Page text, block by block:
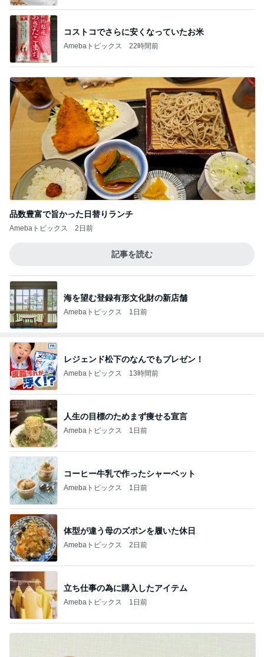
コストコでさらに安くなっていたお米
Amebaトピックス 22時間前
品数豊富で旨かった日替りランチ
Amebaトピックス 2日前
記事を読む
海を望む登録有形文化財の新店舗
Amebaトピックス 1日前
レジェンド松下のなんでもプレゼン！
Amebaトピックス 13時間前
人生の目標のためまず痩せる宣言
Amebaトピックス 1日前
コーヒー牛乳で作ったシャーベット
Amebaトピックス 1日前
体型が違う母のズボンを履いた休日
Amebaトピックス 2日前
立ち仕事の為に購入したアイテム
Amebaトピックス 1日前